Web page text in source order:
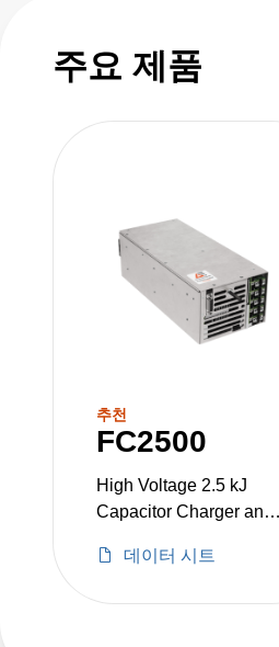
주요 제품
추천
FC2500
High Voltage 2.5 kJ
Capacitor Charger and
Supply in One Package.
데이터 시트